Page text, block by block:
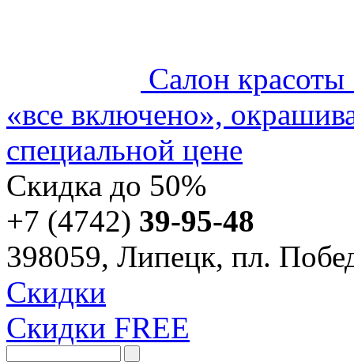
Салон
«все включено»,
специальной цене
Скидка до 50%
+7 (4742) 39-95-48
398059, Липецк, пл.
Скидки
Скидки FREE